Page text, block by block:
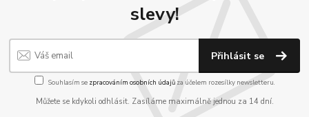
slevy!
Přihlásit se
Souhlasím se zpracováním osobních údajůza účelem rozesílky newsletteru.
Můžete se kdykoli odhlásit. Zasíláme maximálně jednou za 14 dní.